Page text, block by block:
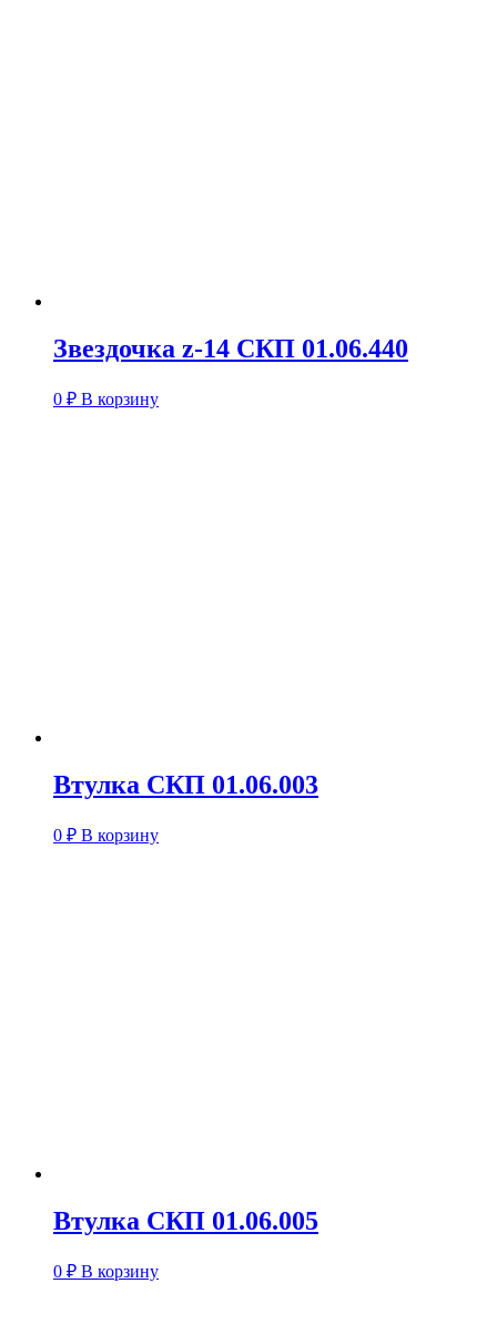
Звездочка z-14 СКП 01.06.440
0 ₽ В корзину
Втулка СКП 01.06.003
0 ₽ В корзину
Втулка СКП 01.06.005
0 ₽ В корзину